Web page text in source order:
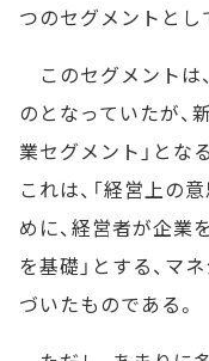
つのセグメントとし
このセグメントは
のとなっていたが、
業セグメント」とな
これは、「経営上の
めに、経営者が企業
を基礎」とする、マ
づいたものである。